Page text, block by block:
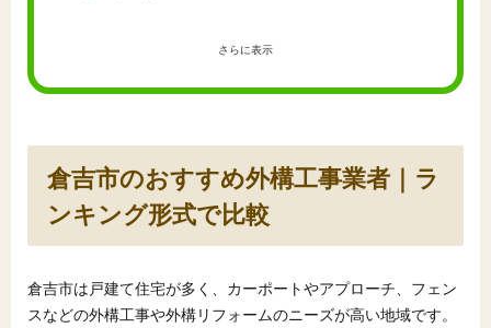
さらに表示
倉吉市のおすすめ外構工事業者｜ラ
ンキング形式で比較
倉吉市は戸建て住宅が多く、カーポートやアプローチ、フェン
スなどの外構工事や外構リフォームのニーズが高い地域です。